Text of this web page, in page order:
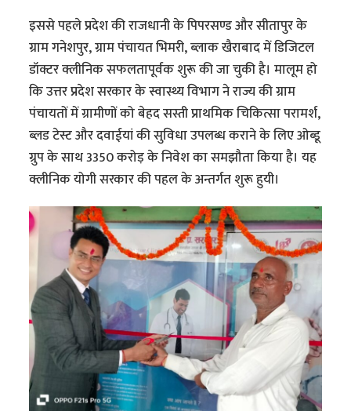
इससे पहले प्रदेश की राजधानी के पिपरसण्ड और सीतापुर के
ग्राम गनेशपुर, ग्राम पंचायत भिमरी, ब्लाक खैराबाद में डिजिटल
डॉक्टर क्लीनिक सफलतापूर्वक शुरू की जा चुकी है। मालूम हो
कि उत्तर प्रदेश सरकार के स्वास्थ्य विभाग ने राज्य की ग्राम
पंचायतों में ग्रामीणों को बेहद सस्ती प्राथमिक चिकित्सा परामर्श,
ब्लड टेस्ट और दवाईयां की सुविधा उपलब्ध कराने के लिए ओब्डू
ग्रुप के साथ 3350 करोड़ के निवेश का समझौता किया है। यह
क्लीनिक योगी सरकार की पहल के अन्तर्गत शुरू हुयी।